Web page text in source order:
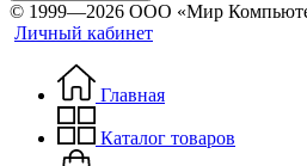
© 1999—2026 ООО «Мир
Личный кабинет
Главная
Каталог товаров